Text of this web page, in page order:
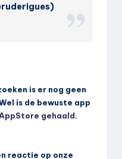
is er nog geen
is de bewuste app
gehaald.
reactie op onze